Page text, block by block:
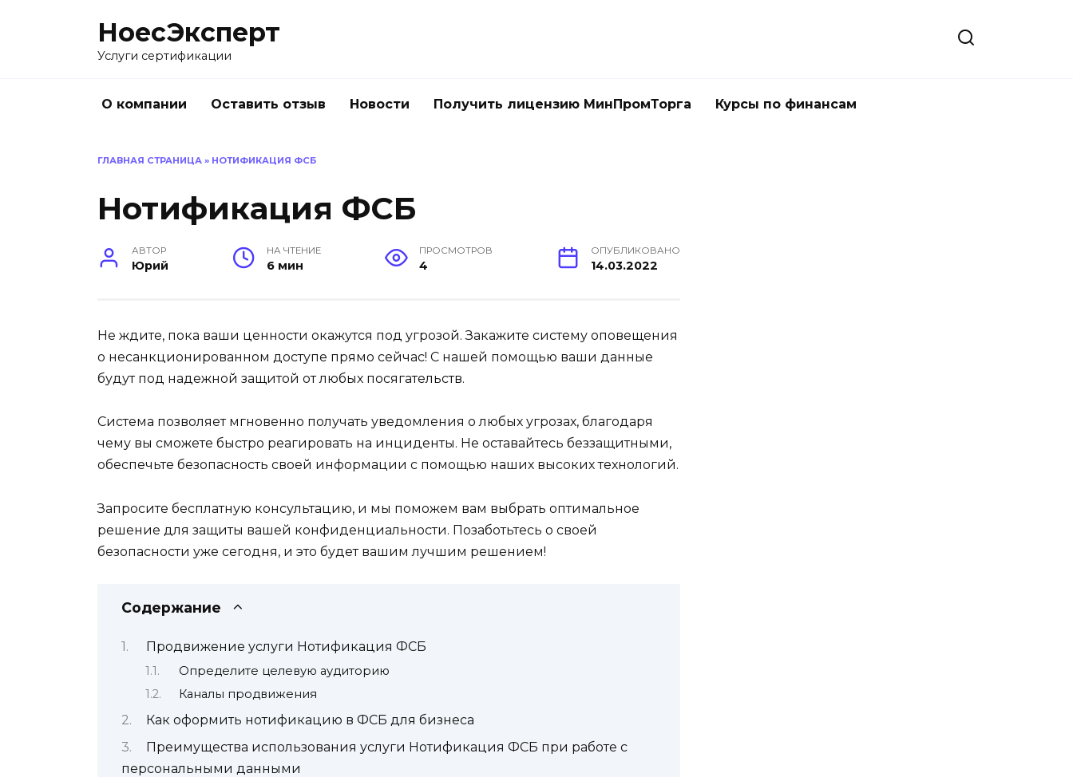
НоесЭксперт
Услуги сертификации
О компании Оставить отзыв Новости Получить лицензию МинПромТорга Курсы по финансам
ГЛАВНАЯ СТРАНИЦА » НОТИФИКАЦИЯ ФСБ
Нотификация ФСБ
АВТОР
Юрий
НА ЧТЕНИЕ
6 мин
ПРОСМОТРОВ
4
ОПУБЛИКОВАНО
14.03.2022
Не ждите, пока ваши ценности окажутся под угрозой. Закажите систему оповещения
о несанкционированном доступе прямо сейчас! С нашей помощью ваши данные
будут под надежной защитой от любых посягательств.
Система позволяет мгновенно получать уведомления о любых угрозах, благодаря
чему вы сможете быстро реагировать на инциденты. Не оставайтесь беззащитными,
обеспечьте безопасность своей информации с помощью наших высоких технологий.
Запросите бесплатную консультацию, и мы поможем вам выбрать оптимальное
решение для защиты вашей конфиденциальности. Позаботьтесь о своей
безопасности уже сегодня, и это будет вашим лучшим решением!
Содержание
Продвижение услуги Нотификация ФСБ
Определите целевую аудиторию
Каналы продвижения
Как оформить нотификацию в ФСБ для бизнеса
Преимущества использования услуги Нотификация ФСБ при работе с
персональными данными